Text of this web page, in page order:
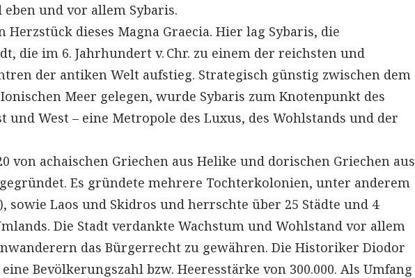
eben und vor allem Sybaris.
dieses Magna Graecia. Hier lag Sybaris, die
die im 6. Jahrhundert v. Chr. zu einem der reichsten und
der antiken Welt aufstieg. Strategisch günstig zwischen dem
Meer gelegen, wurde Sybaris zum Knotenpunkt des
und West – eine Metropole des Luxus, des Wohlstands und der
von achaischen Griechen aus Helike und dorischen Griechen aus
Es gründete mehrere Tochterkolonien, unter anderem
sowie Laos und Skidros und herrschte über 25 Städte und 4
Die Stadt verdankte Wachstum und Wohlstand vor allem
das Bürgerrecht zu gewähren. Die Historiker Diodor
Bevölkerungszahl bzw. Heeresstärke von 300.000. Als Umfang